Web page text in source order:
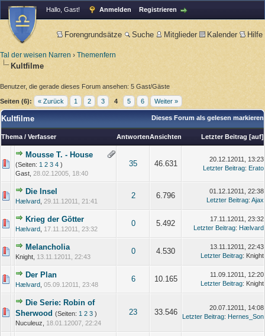
Hallo, Gast! Anmelden Registrieren
Forengrundsätze Suche Mitglieder Kalender Hilfe
Tal der weisen Narren › Themenfern
Kultfilme
Benutzer, die gerade dieses Forum ansehen: 5 Gast/Gäste
Seiten (6): « Zurück 1 2 3 4 5 6 Weiter »
Dieses Forum als gelesen markieren
Kultfilme
Thema / Verfasser AntwortenAnsichten Letzter Beitrag [auf]
Mousse T. - House
(Seiten: 1 2 3 4 )
Gast, 28.02.12005, 18:40
35 46.631
20.12.12011, 13:23
Letzter Beitrag: Erato
Die Insel
Hælvard 29.11.12011, 21:41
2 6.796
01.12.12011, 22:38
Letzter Beitrag: Ajax
Krieg der Götter
Hælvard 17.11.12011, 23:32
0 5.492
17.11.12011, 23:32
Letzter Beitrag: Hælvard
Melancholia
Knight, 13.11.12011, 22:43
0 4.530
13.11.12011, 22:43
Letzter Beitrag: Knight
Der Plan
Hælvard 05.09.12011, 23:48
6 10.165
11.09.12011, 12:20
Letzter Beitrag: Knight
Die Serie: Robin of
Sherwood (Seiten: 1 2 3 )
Nuculeuz, 18.01.12007, 22:24
23 33.546
20.07.12011, 14:08
Letzter Beitrag: Hernes_Son